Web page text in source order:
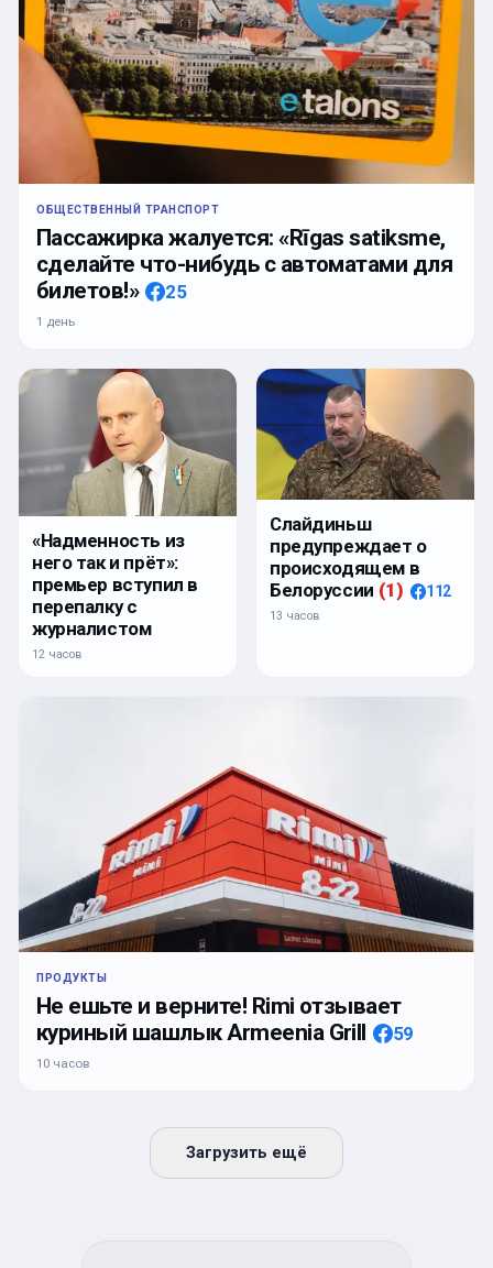
ОБЩЕСТВЕННЫЙ ТРАНСПОРТ
Пассажирка жалуется: «Rīgas satiksme,
сделайте что-нибудь с автоматами для
билетов!»
25
1 день
«Надменность из
него так и прёт»:
премьер вступил в
перепалку с
журналистом
12 часов
Слайдиньш
предупреждает о
происходящем в
Белоруссии (1) 112
13 часов
ПРОДУКТЫ
Не ешьте и верните! Rimi отзывает
куриный шашлык Armeenia Grill
59
10 часов
Загрузить ещё